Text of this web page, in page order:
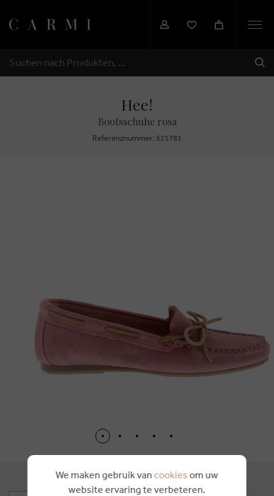
SUCHEN
Hee!
Bootsschuhe rosa
Referenznummer: 521781
We maken gebruik van cookies om uw
website ervaring te verbeteren.